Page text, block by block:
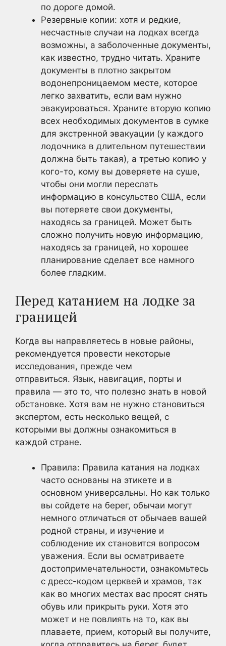
по дороге домой.
Резервные копии: хотя и редкие,
несчастные случаи на лодках всегда
возможны, а заболоченные документы,
как известно, трудно читать. Храните
документы в плотно закрытом
водонепроницаемом месте, которое
легко захватить, если вам нужно
эвакуироваться. Храните вторую копию
всех необходимых документов в сумке
для экстренной эвакуации (у каждого
лодочника в длительном путешествии
должна быть такая), а третью копию у
кого-то, кому вы доверяете на суше,
чтобы они могли переслать
информацию в консульство США, если
вы потеряете свои документы,
находясь за границей. Может быть
сложно получить новую информацию,
находясь за границей, но хорошее
планирование сделает все намного
более гладким.
Перед катанием на лодке за
границей
Когда вы направляетесь в новые районы,
рекомендуется провести некоторые
исследования, прежде чем
отправиться. Язык, навигация, порты и
правила — это то, что полезно знать в новой
обстановке. Хотя вам не нужно становиться
экспертом, есть несколько вещей, с
которыми вы должны ознакомиться в
каждой стране.
Правила: Правила катания на лодках
часто основаны на этикете и в
основном универсальны. Но как только
вы сойдете на берег, обычаи могут
немного отличаться от обычаев вашей
родной страны, и изучение и
соблюдение их становится вопросом
уважения. Если вы осматриваете
достопримечательности, ознакомьтесь
с дресс-кодом церквей и храмов, так
как во многих местах вас просят снять
обувь или прикрыть руки. Хотя это
может и не повлиять на то, как вы
плаваете, прием, который вы получите,